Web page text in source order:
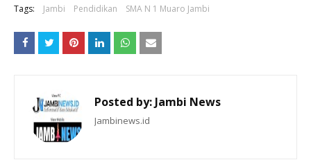
Tags: Jambi Pendidikan SMA N 1 Muaro Jambi
Posted by:Jambi News
Jambinews.id